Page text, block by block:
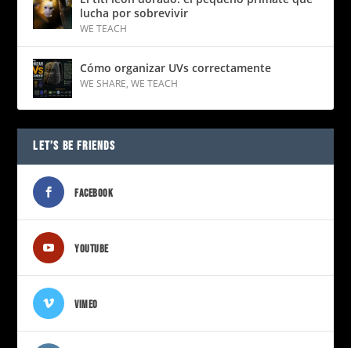
lucha por sobrevivir
WE TEACH
Cómo organizar UVs correctamente
WE SHARE,WE TEACH
LET’S BE FRIENDS
FACEBOOK
YOUTUBE
VIMEO